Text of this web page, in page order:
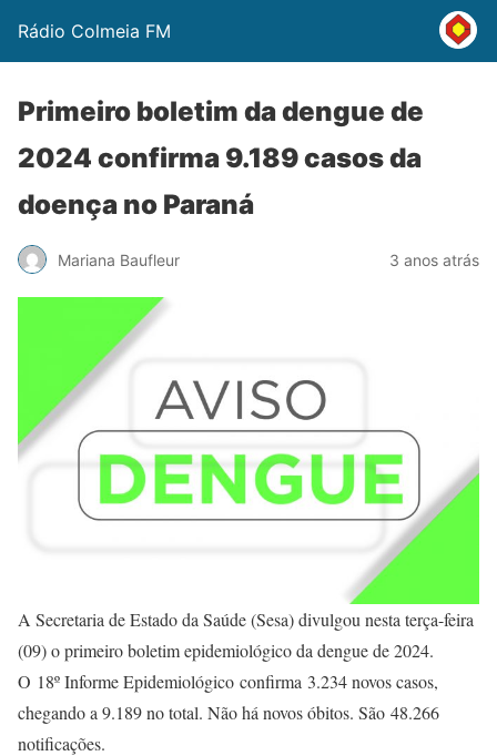
Rádio Colmeia FM
Primeiro boletim da dengue de
2024 confirma 9.189 casos da
doença no Paraná
Mariana Baufleur 3 anos atrás
A Secretaria de Estado da Saúde (Sesa) divulgou nesta terça-feira
(09) o primeiro boletim epidemiológico da dengue de 2024.
O 18º Informe Epidemiológico confirma 3.234 novos casos,
chegando a 9.189 no total. Não há novos óbitos. São 48.266
notificações.